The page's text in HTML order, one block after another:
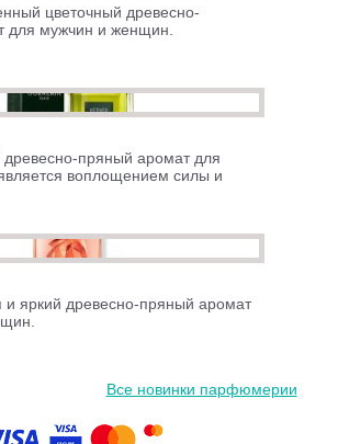
цветочный древесно-
для мужчин и женщин.
пряный аромат для
воплощением силы и
яркий древесно-пряный аромат
Все новинки парфюмерии